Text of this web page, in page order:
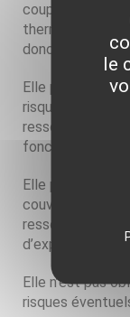
couplée à une
thermique
donc pas les
Elle propose
risque d'échec
ressource en
fonctionnement
Elle propose
couvrir le risque
ressource
d’exploitation.
Elle n’est pas
risques
le